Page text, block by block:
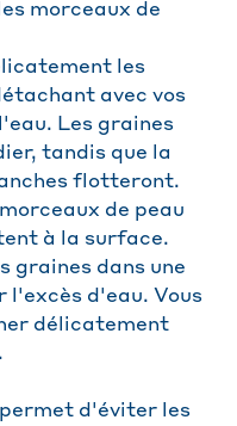
morceaux de
les
avec vos
Les graines
tandis que la
flotteront.
de peau
à la surface.
graines dans une
l'excès d'eau. Vous
délicatement
d'éviter les